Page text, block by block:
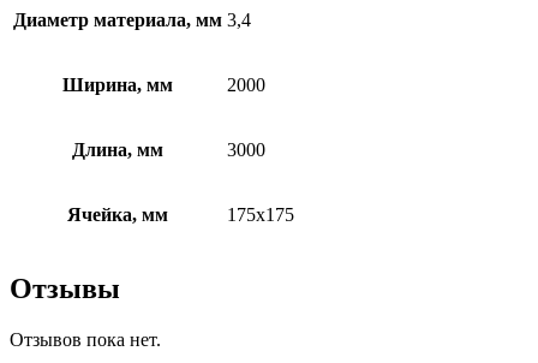
Диаметр материала, мм 3,4
Ширина, мм 2000
Длина, мм 3000
Ячейка, мм 175х175
Отзывы
Отзывов пока нет.